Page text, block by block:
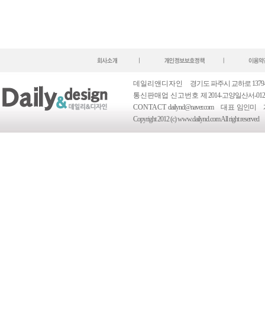
데일리앤디자인
경기도 파주시 교하로
통신판매업 신고번호 제 2014-고양일산서-
CONTACT dailynd@naver.com 대표 임인미
Copyright 2012 (c) www.dailynd.com All right reserved